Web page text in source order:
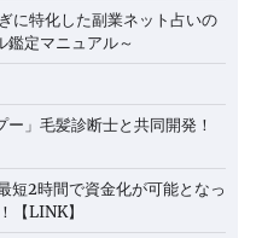
に特化した副業ネット占いの
鑑定マニュアル～
ー」毛髪診断士と共同開発！
短2時間で資金化が可能となっ
【LINK】